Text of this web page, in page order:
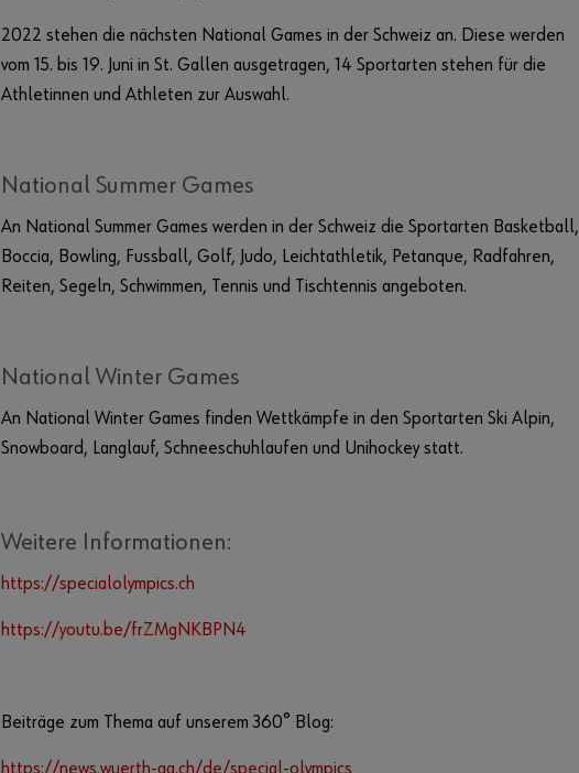
2022 stehen die nächsten National Games in der Schweiz an. Diese werden
vom 15. bis 19. Juni in St. Gallen ausgetragen, 14 Sportarten stehen für die
Athletinnen und Athleten zur Auswahl.
National Summer Games
An National Summer Games werden in der Schweiz die Sportarten Basketball,
Boccia, Bowling, Fussball, Golf, Judo, Leichtathletik, Petanque, Radfahren,
Reiten, Segeln, Schwimmen, Tennis und Tischtennis angeboten.
National Winter Games
An National Winter Games finden Wettkämpfe in den Sportarten Ski Alpin,
Snowboard, Langlauf, Schneeschuhlaufen und Unihockey statt.
Weitere Informationen:
https://specialolympics.ch
https://youtu.be/frZMgNKBPN4
Beiträge zum Thema auf unserem 360° Blog:
https://news.wuerth-ag.ch/de/special-olympics